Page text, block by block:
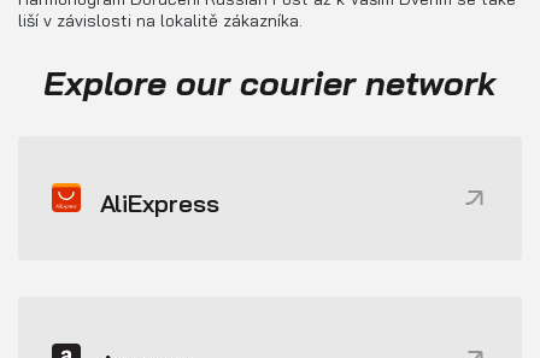
liší v závislosti na lokalitě zákazníka.
Explore our courier network
AliExpress